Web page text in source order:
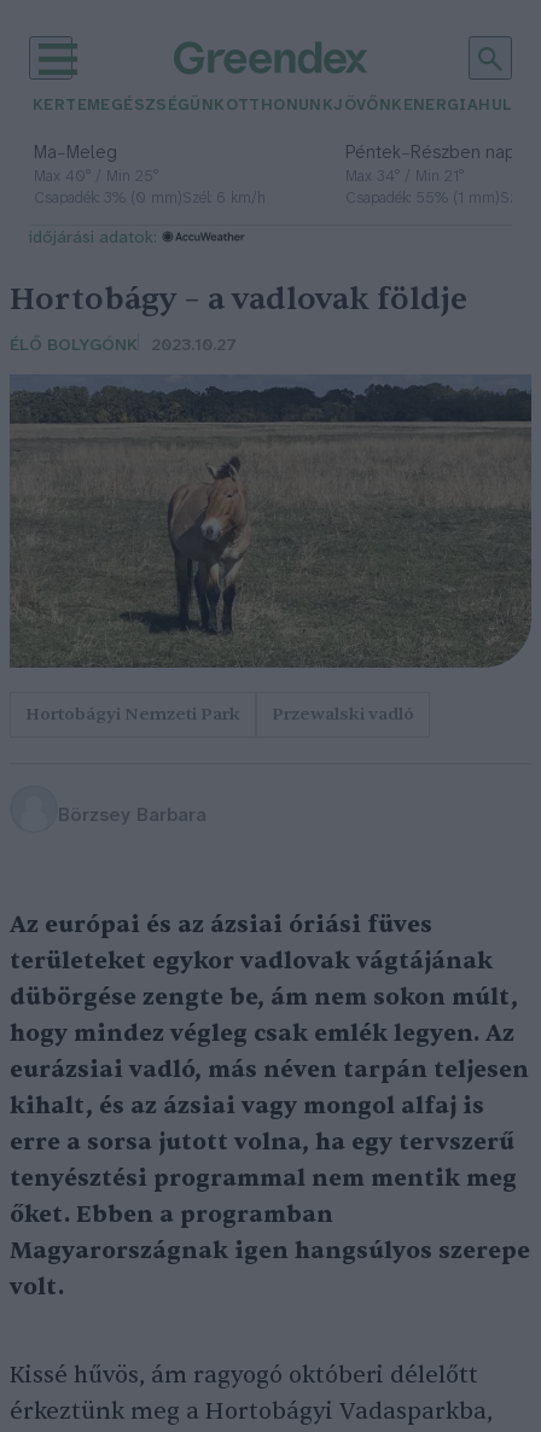
KERTEM EGÉSZSÉGÜNK OTTHONUNKJÖVŐNK ENERGIA
Ma– Meleg
Max 40° / Min 25°
Csapadék: 3% (0 mm)Szél: 6 km/h
Péntek– Részben
Max 34° / Min 21°
Csapadék: 55% (1 mm)Szél:
időjárási adatok:
Hortobágy – a vadlovak földje
ÉLŐ BOLYGÓNK 2023.10.27
Hortobágyi Nemzeti Park Przewalski vadló
Börzsey Barbara
Az európai és az ázsiai óriási füves
területeket egykor vadlovak vágtájának
dübörgése zengte be, ám nem sokon múlt,
hogy mindez végleg csak emlék legyen. Az
eurázsiai vadló, más néven tarpán teljesen
kihalt, és az ázsiai vagy mongol alfaj is
erre a sorsa jutott volna, ha egy tervszerű
tenyésztési programmal nem mentik meg
őket. Ebben a programban
Magyarországnak igen hangsúlyos szerepe
volt.
Kissé hűvös, ám ragyogó októberi délelőtt
érkeztünk meg a Hortobágyi Vadasparkba,